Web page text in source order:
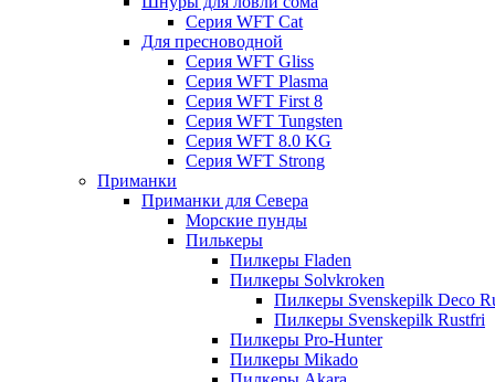
Серия WFT Cat
Для пресноводной
Серия WFT Gliss
Серия WFT Plasma
Серия WFT First 8
Серия WFT Tungsten
Серия WFT 8.0 KG
Серия WFT Strong
Приманки
Приманки для Севера
Морские пунды
Пилькеры
Пилкеры Fladen
Пилкеры Solvkroken
Пилкеры Svenskepilk Deco
Пилкеры Svenskepilk Rustfri
Пилкеры Pro-Hunter
Пилкеры Mikado